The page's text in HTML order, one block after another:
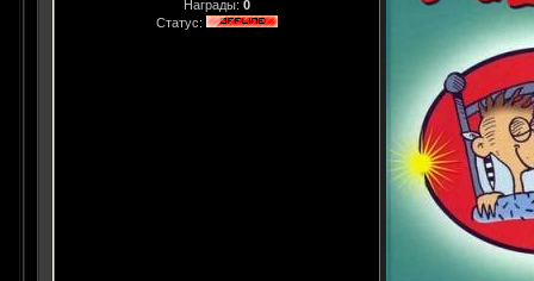
Награды: 0
Статус: